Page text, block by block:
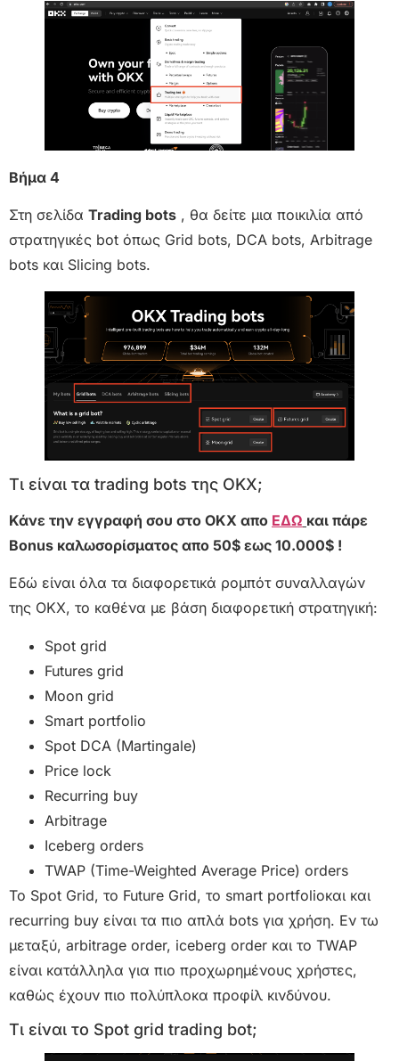
Βήμα 4
Στη σελίδα Trading bots , θα δείτε μια ποικιλία από
στρατηγικές bot όπως Grid bots, DCA bots, Arbitrage
bots και Slicing bots.
Τι είναι τα trading bots της OKX;
Κάνε την εγγραφή σου στο OKX απο ΕΔΩ και πάρε
Bonus καλωσορίσματος απο 50$ εως 10.000$ !
Εδώ είναι όλα τα διαφορετικά ρομπότ συναλλαγών
της OKX, το καθένα με βάση διαφορετική στρατηγική:
Spot grid
Futures grid
Moon grid
Smart portfolio
Spot DCA (Martingale)
Price lock
Recurring buy
Arbitrage
Iceberg orders
TWAP (Time-Weighted Average Price) orders
Το Spot Grid, το Future Grid, το smart portfolioκαι και
recurring buy είναι τα πιο απλά bots για χρήση. Εν τω
μεταξύ, arbitrage order, iceberg order και το TWAP
είναι κατάλληλα για πιο προχωρημένους χρήστες,
καθώς έχουν πιο πολύπλοκα προφίλ κινδύνου.
Τι είναι το Spot grid trading bot;